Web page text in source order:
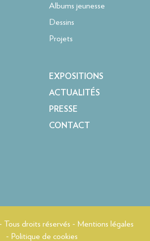
Albums jeunesse
Dessins
Projets
EXPOSITIONS
ACTUALITÉS
PRESSE
CONTACT
droits réservés - Mentions légales
- Politique de cookies